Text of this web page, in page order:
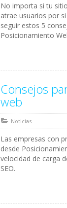
No importa si tu
atrae usuarios por
seguir estos 5
Posicionamiento
Consejos
web
Noticias
Las empresas con
desde
velocidad de carga
SEO.